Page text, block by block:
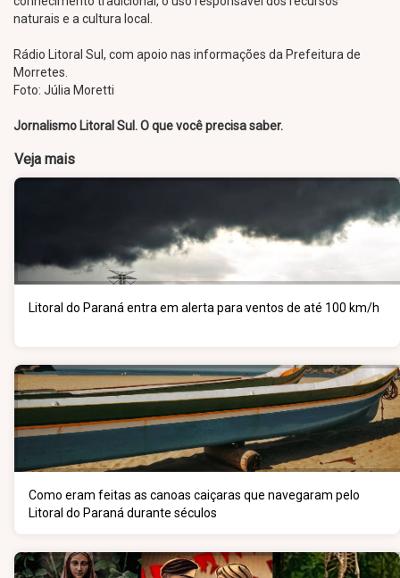
naturais e a cultura local.
Rádio Litoral Sul, com apoio nas informações da Prefeitura de
Morretes.
Foto: Júlia Moretti
Jornalismo Litoral Sul. O que você precisa saber.
Veja mais
Litoral do Paraná entra em alerta para ventos de até 100 km/h
Como eram feitas as canoas caiçaras que navegaram pelo
Litoral do Paraná durante séculos